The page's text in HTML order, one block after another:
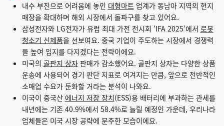
내수 부진으로 어려움에 놓인 대형마트업계가 동남아 지역의 현지
매장을 확대하며 해외 시장에서 돌파구를 찾고 있어요.
삼성전자와 LG전자가 유럽 최대 가전 전시회 ‘IFA 2025’에서 로봇
청소기 신제품을 선보여요. 중국 기업이 주도하는 시장에서 경쟁력
을 높여 입지를 다지겠다는 전략이에요.
미국의 골판지 상자판매가 감소했어요. 골판지 상자는 다양한 상품
운송에 사용되어 경기 판단 지표로 여겨지는 만큼, 앞으로 전반적인
소매업 수요가 둔화할 거라는 분석이 나와요.
미국이 중국산 에너지 저장 장치(ESS)용 배터리에 부과하는 관세를
내년에는 기존 40.9%에서 58.4%로 늘릴 예정인 가운데, 우리나라
업체들은 미국 시장 공략에 분주한 모습이에요.